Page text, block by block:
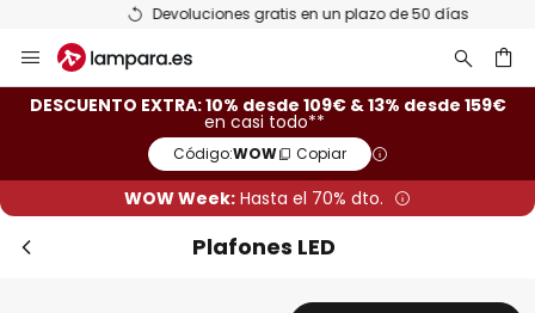
Devoluciones gratis en un plazo de 50 días
al
contenido
DESCUENTO EXTRA: 10% desde 109€ & 13% desde 159€
en casi todo**
Código:WOW Copiar
WOW Week: Hasta el 70% dto.
Plafones LED